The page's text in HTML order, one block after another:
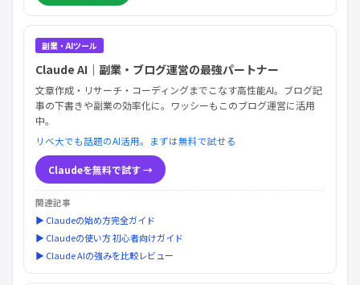
副業・AIツール
Claude AI｜副業・ブログ運営の最強パートナー
文章作成・リサーチ・コーディングまでこなす高性能AI。ブログ記
事の下書きや副業の効率化に。ワッシーもこのブログ運営に活用
中。
リベ大でも話題のAI活用。まずは無料で試せる
Claudeを無料で試す →
関連記事
▶ Claudeの始め方完全ガイド
▶ Claudeの使い方 初心者向けガイド
▶ Claude AIの強みを比較レビュー